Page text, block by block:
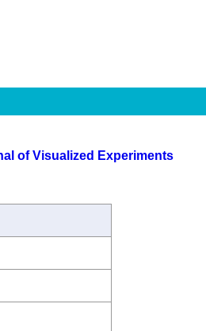
of Visualized Experiments